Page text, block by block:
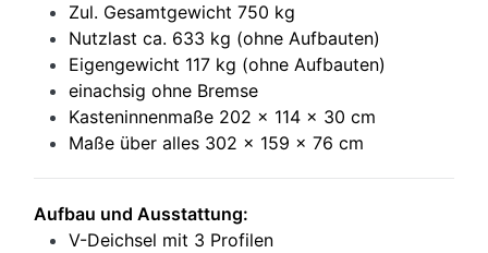
Zul. Gesamtgewicht 750 kg
Nutzlast ca. 633 kg (ohne Aufbauten)
Eigengewicht 117 kg (ohne Aufbauten)
einachsig ohne Bremse
Kasteninnenmaße 202 x 114 x 30 cm
Maße über alles 302 x 159 x 76 cm
Aufbau und Ausstattung:
V-Deichsel mit 3 Profilen